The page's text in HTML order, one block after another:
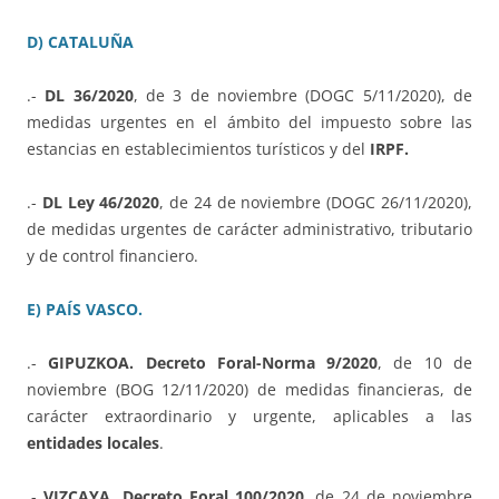
D) CATALUÑA
.- DL 36/2020, de 3 de noviembre (DOGC 5/11/2020), de
medidas urgentes en el ámbito del impuesto sobre las
estancias en establecimientos turísticos y del IRPF.
.- DL Ley 46/2020, de 24 de noviembre (DOGC 26/11/2020),
de medidas urgentes de carácter administrativo, tributario
y de control financiero.
E) PAÍS VASCO.
.-GIPUZKOA. Decreto Foral-Norma 9/2020, de 10 de
noviembre (BOG 12/11/2020) de medidas financieras, de
carácter extraordinario y urgente, aplicables a las
entidades locales.